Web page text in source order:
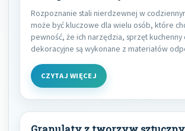
Rozpoznanie stali nierdzewnej w
może być kluczowe dla wielu osób, które
pewność, że ich narzędzia, sprzęt kuchenny
dekoracyjne są wykonane z materiałów
CZYTAJ WIĘCEJ